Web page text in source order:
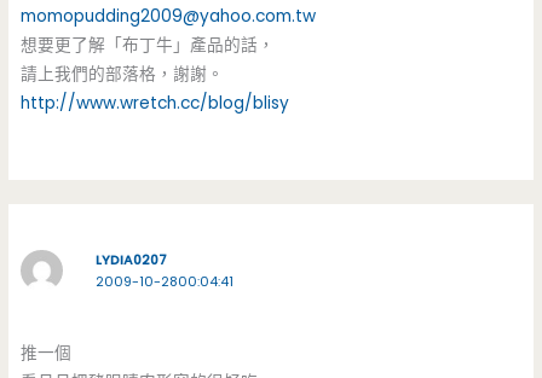
momopudding2009@yahoo.com.tw
想要更了解「布丁牛」產品的話，
請上我們的部落格，謝謝。
http://www.wretch.cc/blog/blisy
LYDIA0207
2009-10-2800:04:41
推一個